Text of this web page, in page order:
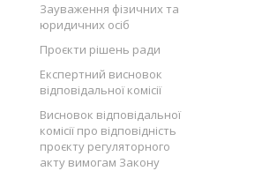
Зауваження фізичних та
юридичних осіб
Проєкти рішень ради
Експертний висновок
відповідальної комісії
Висновок відповідальної
комісії про відповідність
проєкту регуляторного
акту вимогам Закону